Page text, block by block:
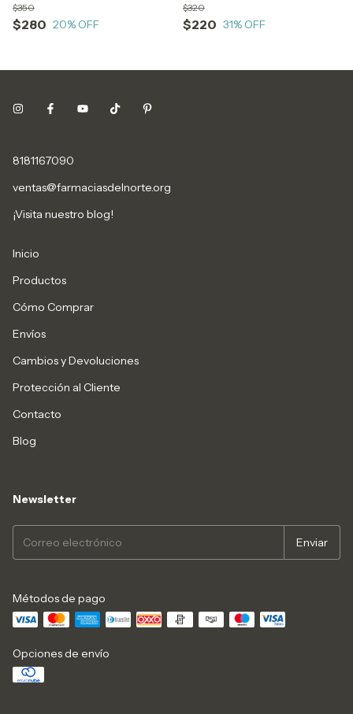
$280
$350
20% OFF $220
$320
31% OFF
8181167090
ventas@farmaciasdelnorte.org
¡Visita nuestro blog!
Inicio
Productos
Cómo Comprar
Envíos
Cambios y Devoluciones
Protección al Cliente
Contacto
Blog
Newsletter
Métodos de pago
Opciones de envío